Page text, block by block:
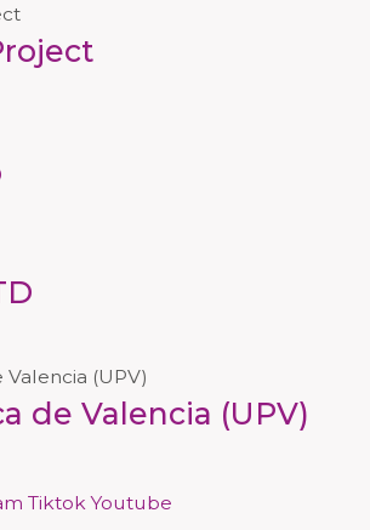
de Valencia (UPV)
Tiktok Youtube